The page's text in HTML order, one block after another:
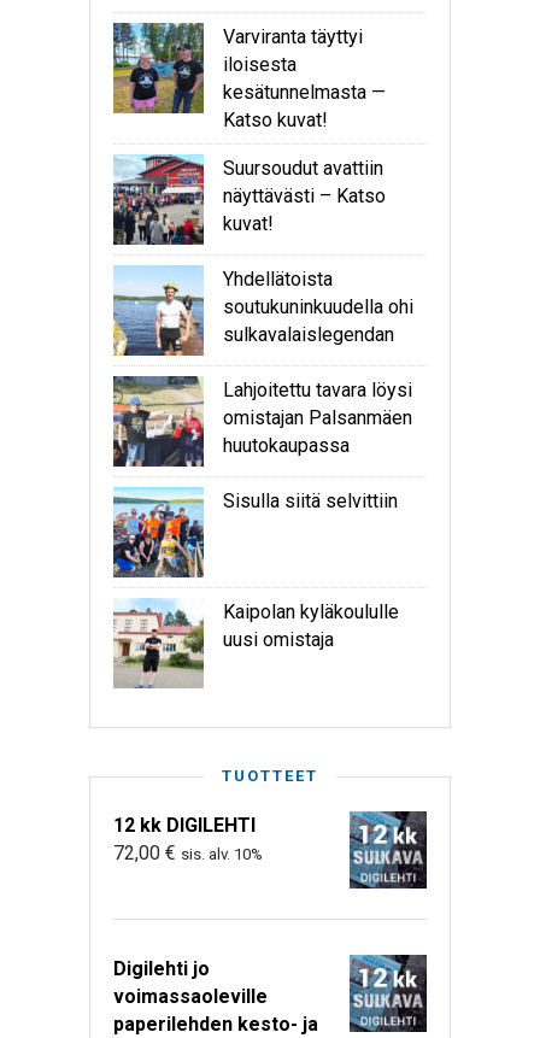
Varviranta täyttyi
iloisesta
kesätunnelmasta —
Katso kuvat!
Suursoudut avattiin
näyttävästi – Katso
kuvat!
Yhdellätoista
soutukuninkuudella ohi
sulkavalaislegendan
Lahjoitettu tavara löysi
omistajan Palsanmäen
huutokaupassa
Sisulla siitä selvittiin
Kaipolan kyläkoululle
uusi omistaja
TUOTTEET
12 kk DIGILEHTI
72,00 € sis. alv. 10%
Digilehti jo
voimassaoleville
paperilehden kesto- ja